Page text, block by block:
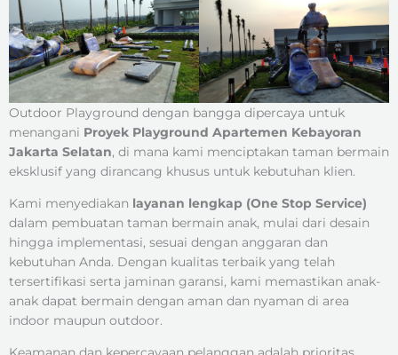
Outdoor Playground dengan bangga dipercaya untuk
menangani Proyek Playground Apartemen Kebayoran
Jakarta Selatan, di mana kami menciptakan taman bermain
eksklusif yang dirancang khusus untuk kebutuhan klien.
Kami menyediakan layanan lengkap (One Stop Service)
dalam pembuatan taman bermain anak, mulai dari desain
hingga implementasi, sesuai dengan anggaran dan
kebutuhan Anda. Dengan kualitas terbaik yang telah
tersertifikasi serta jaminan garansi, kami memastikan anak-
anak dapat bermain dengan aman dan nyaman di area
indoor maupun outdoor.